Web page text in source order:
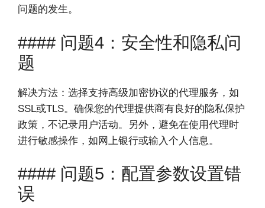
问题的发生。
#### 问题4：安全性和隐私问
题
解决方法：选择支持高级加密协议的代理服务，如
SSL或TLS。确保您的代理提供商有良好的隐私保护
政策，不记录用户活动。另外，避免在使用代理时
进行敏感操作，如网上银行或输入个人信息。
#### 问题5：配置参数设置错
误